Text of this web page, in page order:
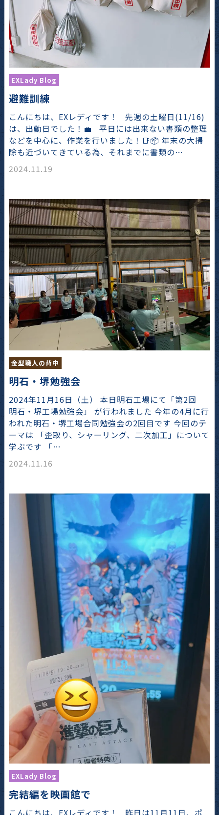
EXLady Blog
避難訓練
こんにちは、EXレディです！ 先週の土曜日(11/16)
は、出勤日でした！💼 平日には出来ない書類の整理
などを中心に、作業を行いました！📑📦 年末の大掃
除も近づいてきている為、それまでに書類の…
2024.11.19
金型職人の背中
明石・堺勉強会
2024年11月16日（土） 本日明石工場にて「第2回
明石・堺工場勉強会」 が行われました 今年の4月に行
われた明石・堺工場合同勉強会の2回目です 今回のテ
ーマは 「歪取り、シャーリング、二次加工」について
学ぶです 「…
2024.11.16
EXLady Blog
完結編を映画館で
こんにちは、EXレディです！ 昨日は11月11日、ポ